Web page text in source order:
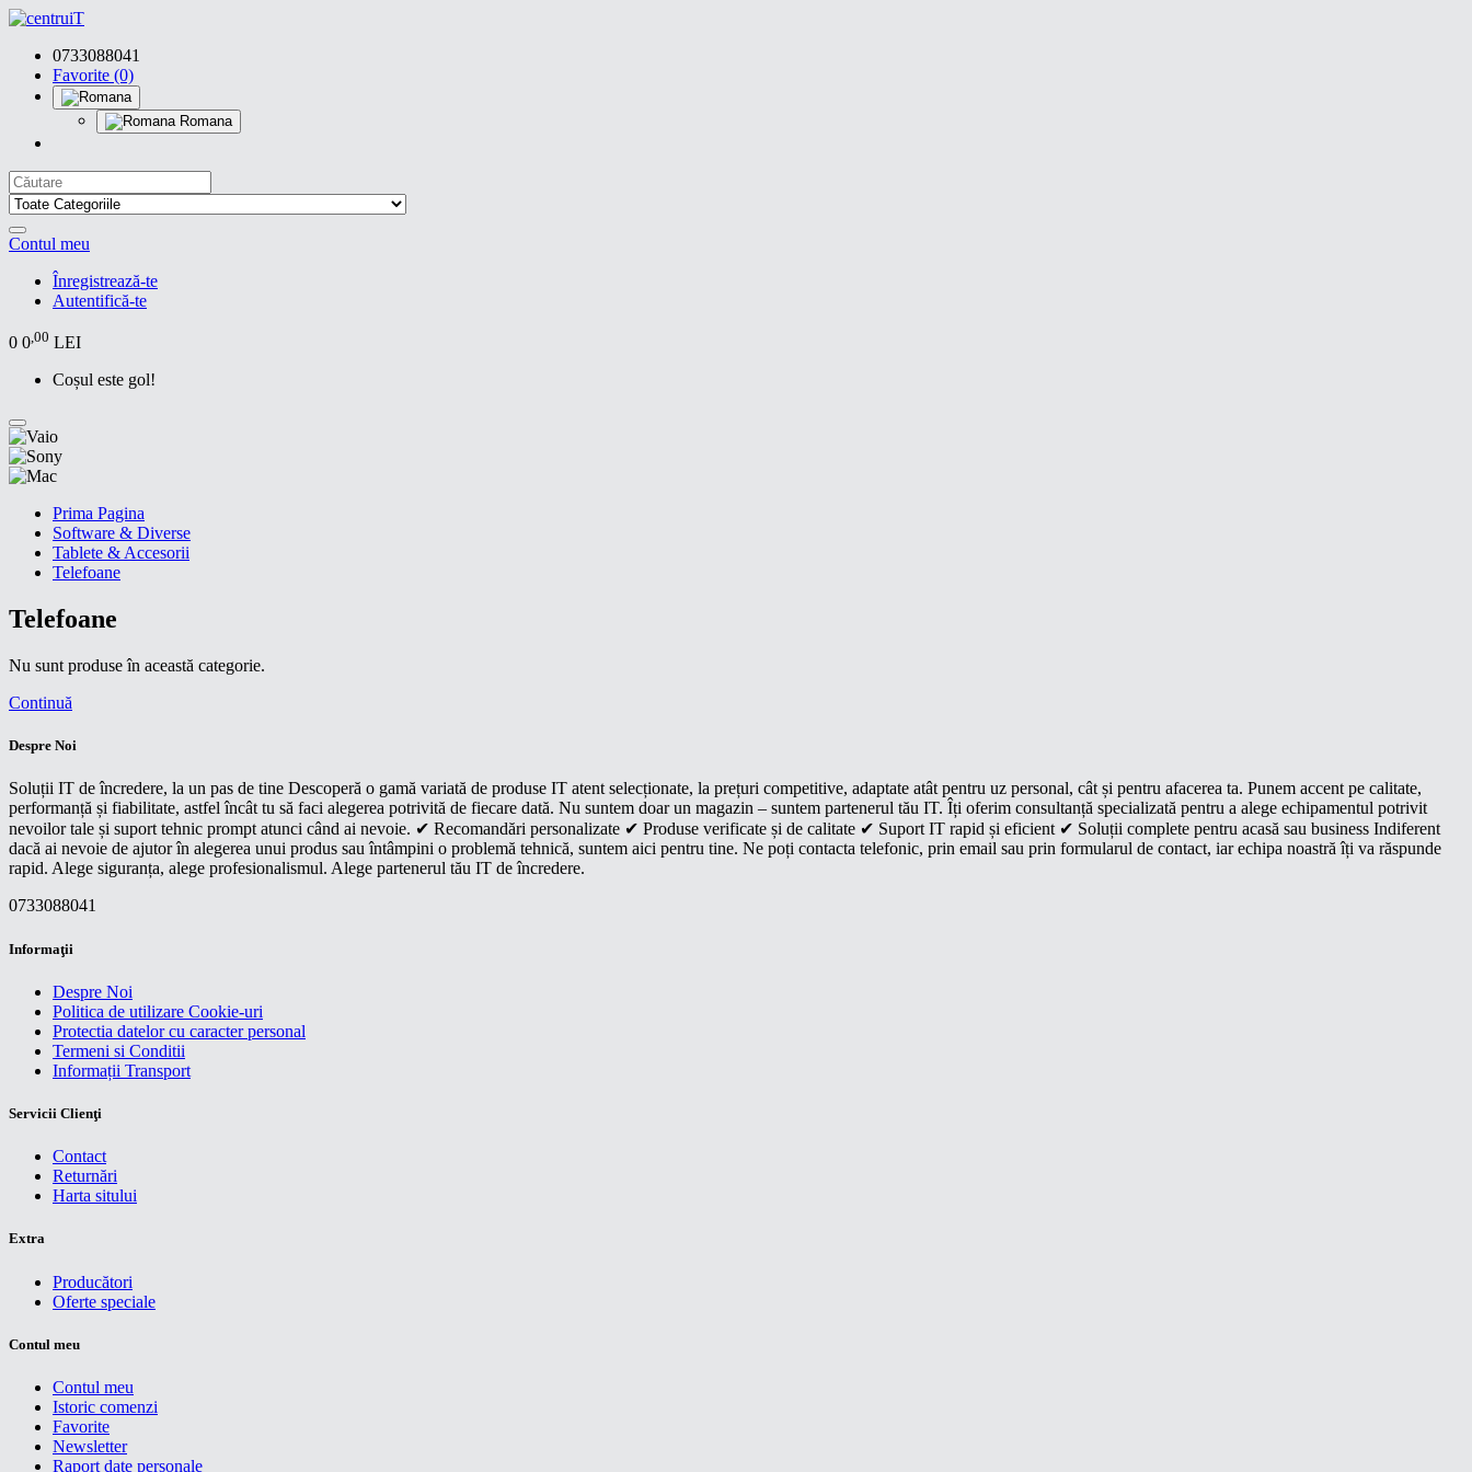
0733088041
Favorite (0)
Romana
Contul meu
Înregistrează-te
Autentifică-te
0 0,00 LEI
Coșul este gol!
Prima Pagina
Software & Diverse
Tablete & Accesorii
Telefoane
Telefoane
Nu sunt produse în această categorie.
Continuă
Despre Noi
Soluții IT de încredere, la un pas de tine Descoperă o gamă variată de produse IT atent selecționate, la prețuri competitive, adaptate atât pentru uz personal, cât și pentru afacerea ta. Punem accent pe calitate,
performanță și fiabilitate, astfel încât tu să faci alegerea potrivită de fiecare dată. Nu suntem doar un magazin – suntem partenerul tău IT. Îți oferim consultanță specializată pentru a alege echipamentul potrivit
nevoilor tale și suport tehnic prompt atunci când ai nevoie. ✔ Recomandări personalizate ✔ Produse verificate și de calitate ✔ Suport IT rapid și eficient ✔ Soluții complete pentru acasă sau business Indiferent
dacă ai nevoie de ajutor în alegerea unui produs sau întâmpini o problemă tehnică, suntem aici pentru tine. Ne poți contacta telefonic, prin email sau prin formularul de contact, iar echipa noastră îți va răspunde
rapid. Alege siguranța, alege profesionalismul. Alege partenerul tău IT de încredere.
0733088041
Informaţii
Despre Noi
Politica de utilizare Cookie-uri
Protectia datelor cu caracter personal
Termeni si Conditii
Informații Transport
Servicii Clienţi
Contact
Returnări
Harta sitului
Extra
Producători
Oferte speciale
Contul meu
Contul meu
Istoric comenzi
Favorite
Newsletter
Raport date personale